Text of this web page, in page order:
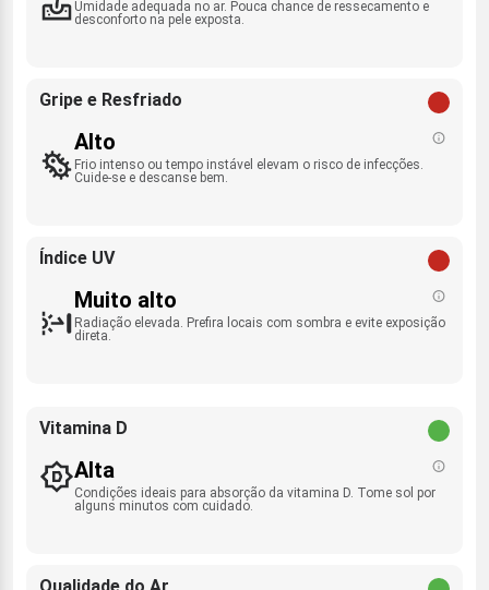
Umidade adequada no ar. Pouca chance de ressecamento e
desconforto na pele exposta.
Gripe e Resfriado
Alto
Frio intenso ou tempo instável elevam o risco de infecções.
Cuide-se e descanse bem.
Índice UV
Muito alto
Radiação elevada. Prefira locais com sombra e evite exposição
direta.
Vitamina D
Alta
Condições ideais para absorção da vitamina D. Tome sol por
alguns minutos com cuidado.